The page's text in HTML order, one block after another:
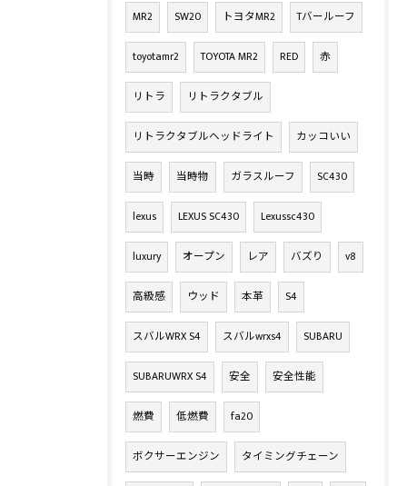
MR2 SW20 トヨタMR2 Tバールーフ
toyotamr2 TOYOTA MR2 RED 赤
リトラ リトラクタブル
リトラクタブルヘッドライト カッコいい
当時 当時物 ガラスルーフ SC430
lexus LEXUS SC430 Lexussc430
luxury オープン レア バズり v8
高級感 ウッド 本革 S4
スバルWRX S4 スバルwrxs4 SUBARU
SUBARUWRX S4 安全 安全性能
燃費 低燃費 fa20
ボクサーエンジン タイミングチェーン